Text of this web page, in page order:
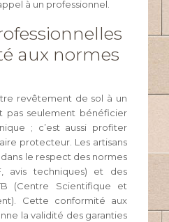
à un professionnel.
aux normes
revêtement de sol à un
pas seulement bénéficier
; c’est aussi profiter
protecteur. Les artisans
le respect des normes
avis techniques) et des
(Centre Scientifique et
Cette conformité aux
la validité des garanties